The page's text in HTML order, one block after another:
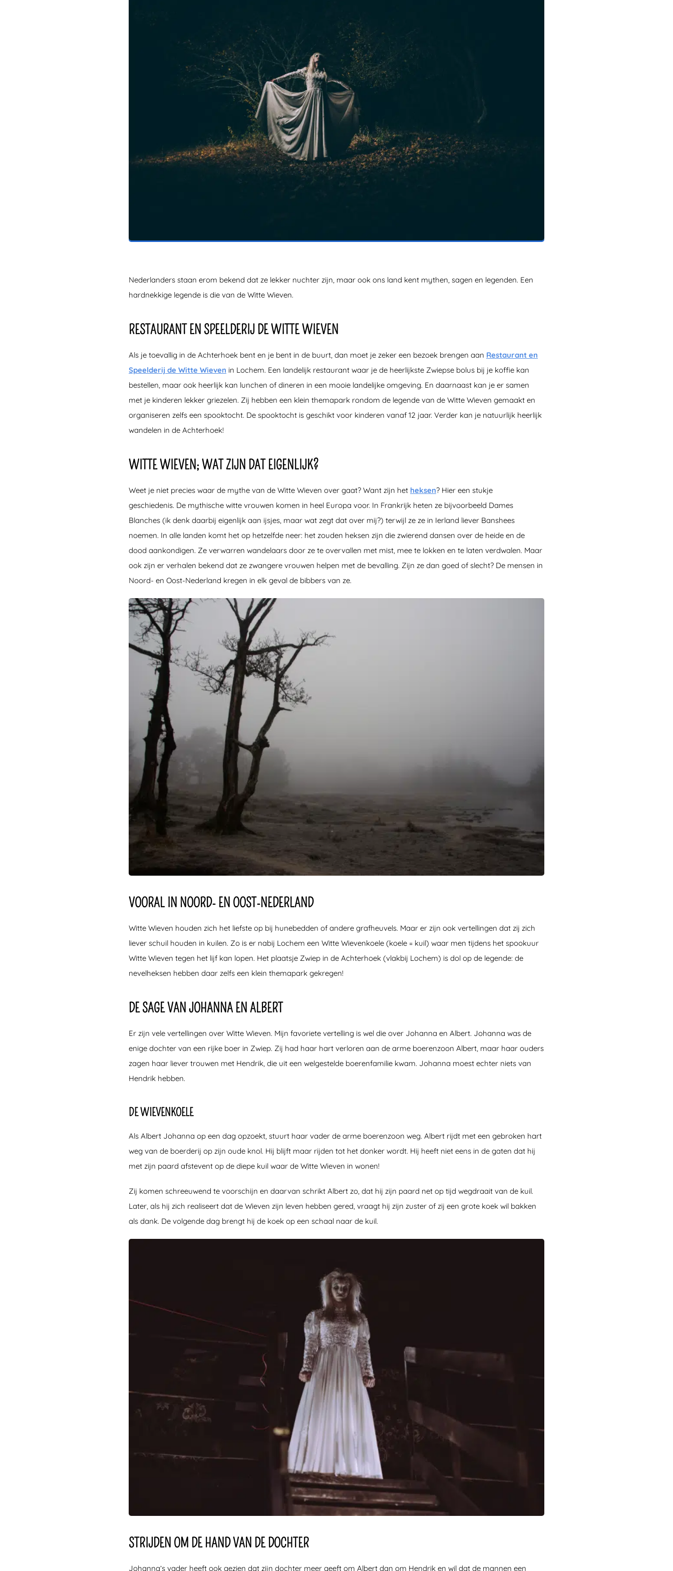
Nederlanders staan erom bekend dat ze lekker nuchter zijn, maar ook ons land kent mythen, sagen en legenden. Een
hardnekkige legende is die van de Witte Wieven.
RESTAURANT EN SPEELDERIJ DE WITTE WIEVEN
Als je toevallig in de Achterhoek bent en je bent in de buurt, dan moet je zeker een bezoek brengen aan Restaurant en
Speelderij de Witte Wieven in Lochem. Een landelijk restaurant waar je de heerlijkste Zwiepse bolus bij je koffie kan
bestellen, maar ook heerlijk kan lunchen of dineren in een mooie landelijke omgeving. En daarnaast kan je er samen
met je kinderen lekker griezelen. Zij hebben een klein themapark rondom de legende van de Witte Wieven gemaakt en
organiseren zelfs een spooktocht. De spooktocht is geschikt voor kinderen vanaf 12 jaar. Verder kan je natuurlijk heerlijk
wandelen in de Achterhoek!
WITTE WIEVEN; WAT ZIJN DAT EIGENLIJK?
Weet je niet precies waar de mythe van de Witte Wieven over gaat? Want zijn het heksen? Hier een stukje
geschiedenis. De mythische witte vrouwen komen in heel Europa voor. In Frankrijk heten ze bijvoorbeeld Dames
Blanches (ik denk daarbij eigenlijk aan ijsjes, maar wat zegt dat over mij?) terwijl ze ze in Ierland liever Banshees
noemen. In alle landen komt het op hetzelfde neer: het zouden heksen zijn die zwierend dansen over de heide en de
dood aankondigen. Ze verwarren wandelaars door ze te overvallen met mist, mee te lokken en te laten verdwalen. Maar
ook zijn er verhalen bekend dat ze zwangere vrouwen helpen met de bevalling. Zijn ze dan goed of slecht? De mensen in
Noord- en Oost-Nederland kregen in elk geval de bibbers van ze.
VOORAL IN NOORD- EN OOST-NEDERLAND
Witte Wieven houden zich het liefste op bij hunebedden of andere grafheuvels. Maar er zijn ook vertellingen dat zij zich
liever schuil houden in kuilen. Zo is er nabij Lochem een Witte Wievenkoele (koele = kuil) waar men tijdens het spookuur
Witte Wieven tegen het lijf kan lopen. Het plaatsje Zwiep in de Achterhoek (vlakbij Lochem) is dol op de legende: de
nevelheksen hebben daar zelfs een klein themapark gekregen!
DE SAGE VAN JOHANNA EN ALBERT
Er zijn vele vertellingen over Witte Wieven. Mijn favoriete vertelling is wel die over Johanna en Albert. Johanna was de
enige dochter van een rijke boer in Zwiep. Zij had haar hart verloren aan de arme boerenzoon Albert, maar haar ouders
zagen haar liever trouwen met Hendrik, die uit een welgestelde boerenfamilie kwam. Johanna moest echter niets van
Hendrik hebben.
DE WIEVENKOELE
Als Albert Johanna op een dag opzoekt, stuurt haar vader de arme boerenzoon weg. Albert rijdt met een gebroken hart
weg van de boerderij op zijn oude knol. Hij blijft maar rijden tot het donker wordt. Hij heeft niet eens in de gaten dat hij
met zijn paard afstevent op de diepe kuil waar de Witte Wieven in wonen!
Zij komen schreeuwend te voorschijn en daarvan schrikt Albert zo, dat hij zijn paard net op tijd wegdraait van de kuil.
Later, als hij zich realiseert dat de Wieven zijn leven hebben gered, vraagt hij zijn zuster of zij een grote koek wil bakken
als dank. De volgende dag brengt hij de koek op een schaal naar de kuil.
STRIJDEN OM DE HAND VAN DE DOCHTER
Johanna’s vader heeft ook gezien dat zijn dochter meer geeft om Albert dan om Hendrik en wil dat de mannen een